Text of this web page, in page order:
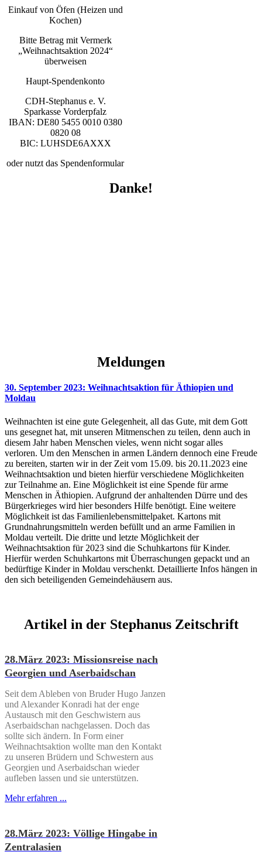
Einkauf von Öfen (Heizen und
Kochen)
Bitte Betrag mit Vermerk
„Weihnachtsaktion 2024“
überweisen
Haupt-Spendenkonto
CDH-Stephanus e. V.
Sparkasse Vorderpfalz
IBAN: DE80 5455 0010 0380
0820 08
BIC: LUHSDE6AXXX
oder nutzt das Spendenformular
Danke!
Meldungen
30. September 2023: Weihnachtsaktion für Äthiopien und
Moldau
Weihnachten ist eine gute Gelegenheit, all das Gute, mit dem Gott
uns gesegnet hat, mit unseren Mitmenschen zu teilen, denn auch in
diesem Jahr haben Menschen vieles, wenn nicht sogar alles
verloren. Um den Menschen in armen Ländern dennoch eine Freude
zu bereiten, starten wir in der Zeit vom 15.09. bis 20.11.2023 eine
Weihnachtsaktion und bieten hierfür verschiedene Möglichkeiten
zur Teilnahme an. Eine Möglichkeit ist eine Spende für arme
Menschen in Äthiopien. Aufgrund der anhaltenden Dürre und des
Bürgerkrieges wird hier besonders Hilfe benötigt. Eine weitere
Möglichkeit ist das Familienlebensmittelpaket. Kartons mit
Grundnahrungsmitteln werden befüllt und an arme Familien in
Moldau verteilt. Die dritte und letzte Möglichkeit der
Weihnachtsaktion für 2023 sind die Schuhkartons für Kinder.
Hierfür werden Schuhkartons mit Überraschungen gepackt und an
bedürftige Kinder in Moldau verschenkt. Detaillierte Infos hängen in
den sich beteiligenden Gemeindehäusern aus.
Artikel in der Stephanus Zeitschrift
28.März 2023: Missionsreise nach
Georgien und Aserbaidschan
Seit dem Ableben von Bruder Hugo Janzen
und Alexander Konradi hat der enge
Austausch mit den Geschwistern aus
Aserbaidschan nachgelassen. Doch das
sollte sich ändern. In Form einer
Weihnachtsaktion wollte man den Kontakt
zu unseren Brüdern und Schwestern aus
Georgien und Aserbaidschan wieder
aufleben lassen und sie unterstützen.
Mehr erfahren ...
28.März 2023: Völlige Hingabe in
Zentralasien